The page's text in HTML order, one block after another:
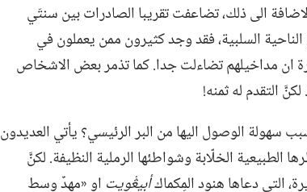
الى ذلك،‏ تضاعفت تقريبا الصادرات بين سنتَي
من الناحية السلبية،‏ فقد وجد كثيرون ممن يعملون في
ان مداخيلهم تضاءلت جدا.‏ كما تذمر بعض الاشخاص
التقدم له ثمنه!‏
سهولة الوصول اليها من البر الرئيسي؟‏ يأتي العديدون
الطبيعية الخلّابة وشواطئها الرملية النظيفة.‏ لكنَّ
التي دعاها هنود المِكماكأبيڠْوِيت او «مهدٌ وسط